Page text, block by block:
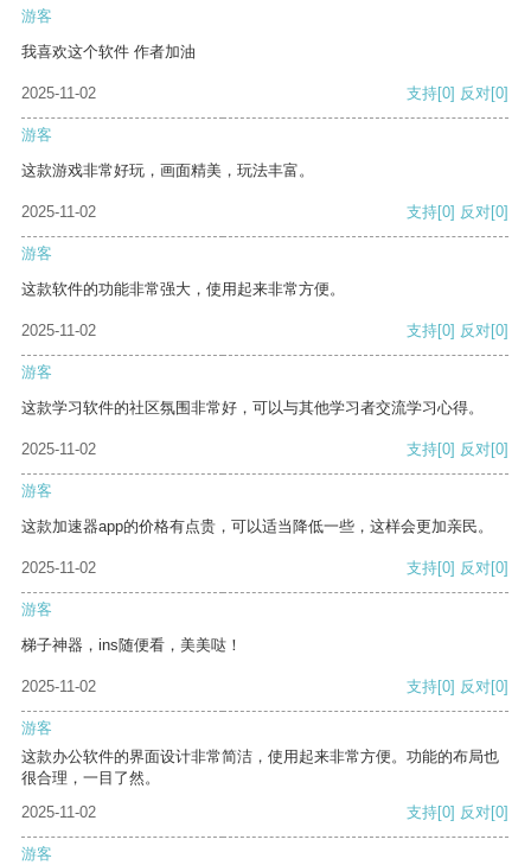
游客
我喜欢这个软件 作者加油
2025-11-02 支持[0] 反对[0]
游客
这款游戏非常好玩，画面精美，玩法丰富。
2025-11-02 支持[0] 反对[0]
游客
这款软件的功能非常强大，使用起来非常方便。
2025-11-02 支持[0] 反对[0]
游客
这款学习软件的社区氛围非常好，可以与其他学习者交流学习心得。
2025-11-02 支持[0] 反对[0]
游客
这款加速器app的价格有点贵，可以适当降低一些，这样会更加亲民。
2025-11-02 支持[0] 反对[0]
游客
梯子神器，ins随便看，美美哒！
2025-11-02 支持[0] 反对[0]
游客
这款办公软件的界面设计非常简洁，使用起来非常方便。功能的布局也
很合理，一目了然。
2025-11-02
支持[0] 反对[0]
游客